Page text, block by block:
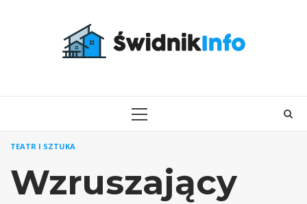
PRIMARY
TEATR I SZTUKA
Wzruszający